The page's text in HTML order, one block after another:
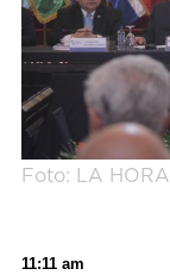
Foto: LA HORA
11:11 am